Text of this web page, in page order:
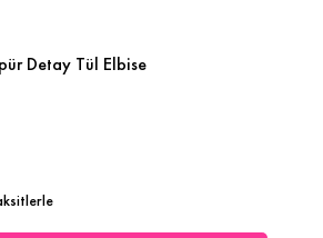
Detay Tül Elbise